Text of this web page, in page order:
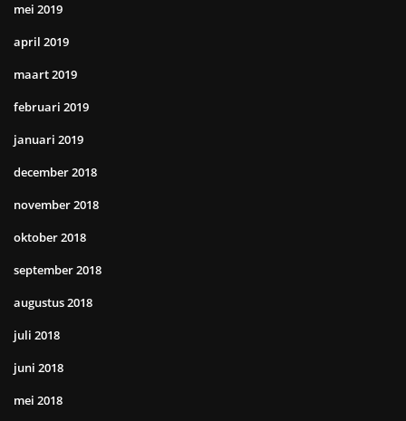
mei 2019
april 2019
maart 2019
februari 2019
januari 2019
december 2018
november 2018
oktober 2018
september 2018
augustus 2018
juli 2018
juni 2018
mei 2018